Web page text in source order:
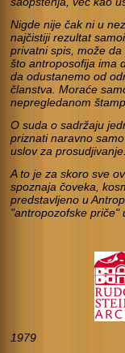
Nigde nije čak ni u
najčistiji rezultat
privatni spis, može
što antroposofija ima
da odustanemo od
članstva. Moraće
nepregledanom
O suda o sadržaju
priznati naravno
uslov za
A to je za skoro sve
spoznaja čoveka,
predstavljeno u
"antropozofske priče"
1979